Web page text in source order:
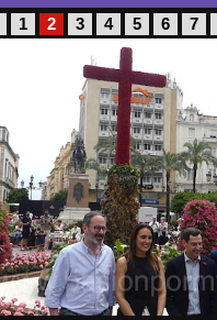
1 2 3 4 5 6 7